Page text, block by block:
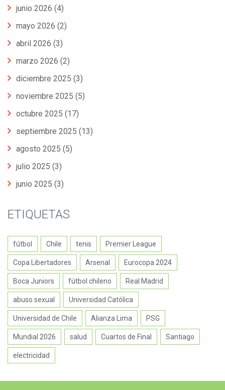
junio 2026 (4)
mayo 2026 (2)
abril 2026 (3)
marzo 2026 (2)
diciembre 2025 (3)
noviembre 2025 (5)
octubre 2025 (17)
septiembre 2025 (13)
agosto 2025 (5)
julio 2025 (3)
junio 2025 (3)
ETIQUETAS
fútbol Chile tenis Premier League
Copa Libertadores Arsenal Eurocopa 2024
Boca Juniors fútbol chileno Real Madrid
abuso sexual Universidad Católica
Universidad de Chile Alianza Lima PSG
Mundial 2026 salud Cuartos de Final Santiago
electricidad